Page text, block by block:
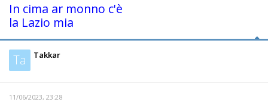
In cima ar monno c'è
la Lazio mia
Ta Takkar
11/06/2023, 23:28